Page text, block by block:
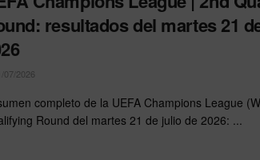
resultados del martes 21
2026
completo de la UEFA Champions League
Round del martes 21 de julio de 2026: ...